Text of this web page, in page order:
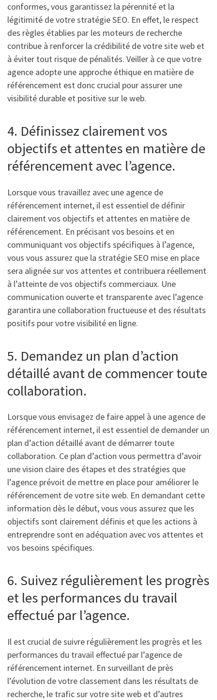
conformes, vous garantissez la pérennité et la
légitimité de votre stratégie SEO. En effet, le respect
des règles établies par les moteurs de recherche
contribue à renforcer la crédibilité de votre site web et
à éviter tout risque de pénalités. Veiller à ce que votre
agence adopte une approche éthique en matière de
référencement est donc crucial pour assurer une
visibilité durable et positive sur le web.
4. Définissez clairement vos
objectifs et attentes en matière de
référencement avec l’agence.
Lorsque vous travaillez avec une agence de
référencement internet, il est essentiel de définir
clairement vos objectifs et attentes en matière de
référencement. En précisant vos besoins et en
communiquant vos objectifs spécifiques à l’agence,
vous vous assurez que la stratégie SEO mise en place
sera alignée sur vos attentes et contribuera réellement
à l’atteinte de vos objectifs commerciaux. Une
communication ouverte et transparente avec l’agence
garantira une collaboration fructueuse et des résultats
positifs pour votre visibilité en ligne.
5. Demandez un plan d’action
détaillé avant de commencer toute
collaboration.
Lorsque vous envisagez de faire appel à une agence de
référencement internet, il est essentiel de demander un
plan d’action détaillé avant de démarrer toute
collaboration. Ce plan d’action vous permettra d’avoir
une vision claire des étapes et des stratégies que
l’agence prévoit de mettre en place pour améliorer le
référencement de votre site web. En demandant cette
information dès le début, vous vous assurez que les
objectifs sont clairement définis et que les actions à
entreprendre sont en adéquation avec vos attentes et
vos besoins spécifiques.
6. Suivez régulièrement les progrès
et les performances du travail
effectué par l’agence.
Il est crucial de suivre régulièrement les progrès et les
performances du travail effectué par l’agence de
référencement internet. En surveillant de près
l’évolution de votre classement dans les résultats de
recherche, le trafic sur votre site web et d’autres